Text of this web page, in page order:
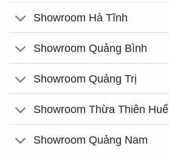
Showroom Hà Tĩnh
Showroom Quảng Bình
Showroom Quảng Trị
Showroom Thừa Thiên Huế
Showroom Quảng Nam